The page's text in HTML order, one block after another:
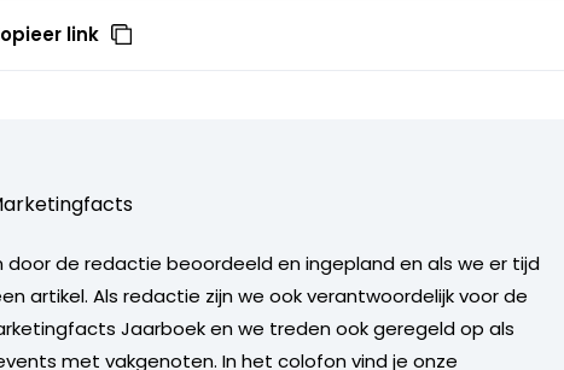
link
de redactie beoordeeld en ingepland en als we er tijd
artikel. Als redactie zijn we ook verantwoordelijk voor de
Jaarboek en we treden ook geregeld op als
met vakgenoten. In het colofon vind je onze